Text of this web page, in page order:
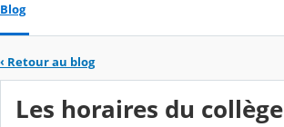
Blog
‹ Retour au blog
Les horaires du collège